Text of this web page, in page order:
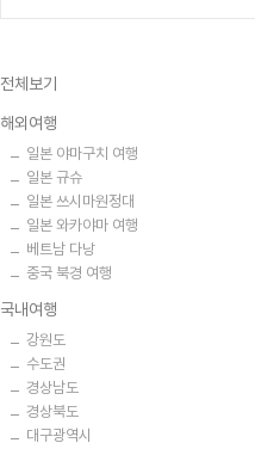
전체보기
해외여행
일본 야마구치 여행
일본 규슈
일본 쓰시마원정대
일본 와카야마 여행
베트남 다낭
중국 북경 여행
국내여행
강원도
수도권
경상남도
경상북도
대구광역시